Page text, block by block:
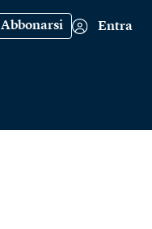
Abbonarsi Entra